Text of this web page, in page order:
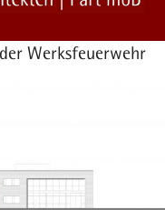
Werksfeuerwehr